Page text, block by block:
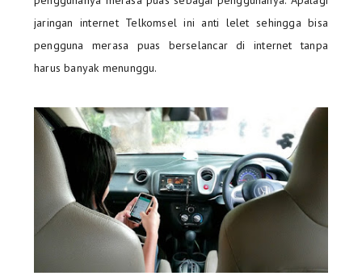
jaringan internet Telkomsel ini anti lelet sehingga bisa
pengguna merasa puas berselancar di internet tanpa
harus banyak menunggu.